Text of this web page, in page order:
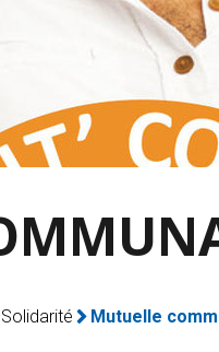
Solidarité Mutuelle